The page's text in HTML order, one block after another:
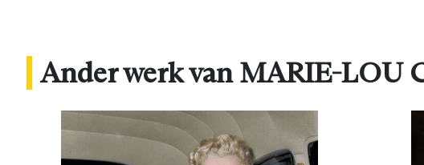
Ander werk van MARIE-LOU